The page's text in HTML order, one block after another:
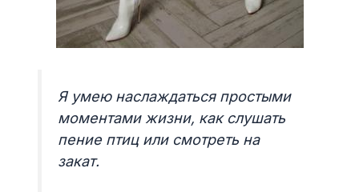
Я умею наслаждаться простыми
моментами жизни, как слушать
пение птиц или смотреть на
закат.